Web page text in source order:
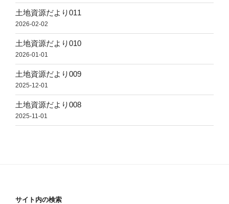
土地資源だより011
2026-02-02
土地資源だより010
2026-01-01
土地資源だより009
2025-12-01
土地資源だより008
2025-11-01
サイト内の検索